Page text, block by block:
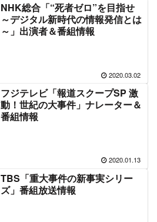
NHK総合「“死者ゼロ”を目指せ
～デジタル新時代の情報発信とは
～」出演者＆番組情報
2020.03.02
フジテレビ「報道スクープSP 激
動！世紀の大事件」ナレーター＆
番組情報
2020.01.13
TBS「重大事件の新事実シリー
ズ」番組放送情報